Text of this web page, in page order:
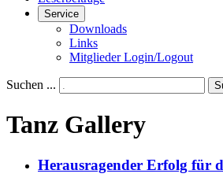
Service
Downloads
Links
Mitglieder Login/Logout
Suchen ...
Tanz Gallery
Herausragender Erfolg für